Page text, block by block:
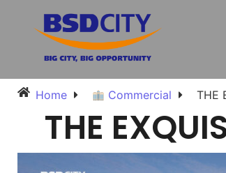
Home Commercial THE
THE